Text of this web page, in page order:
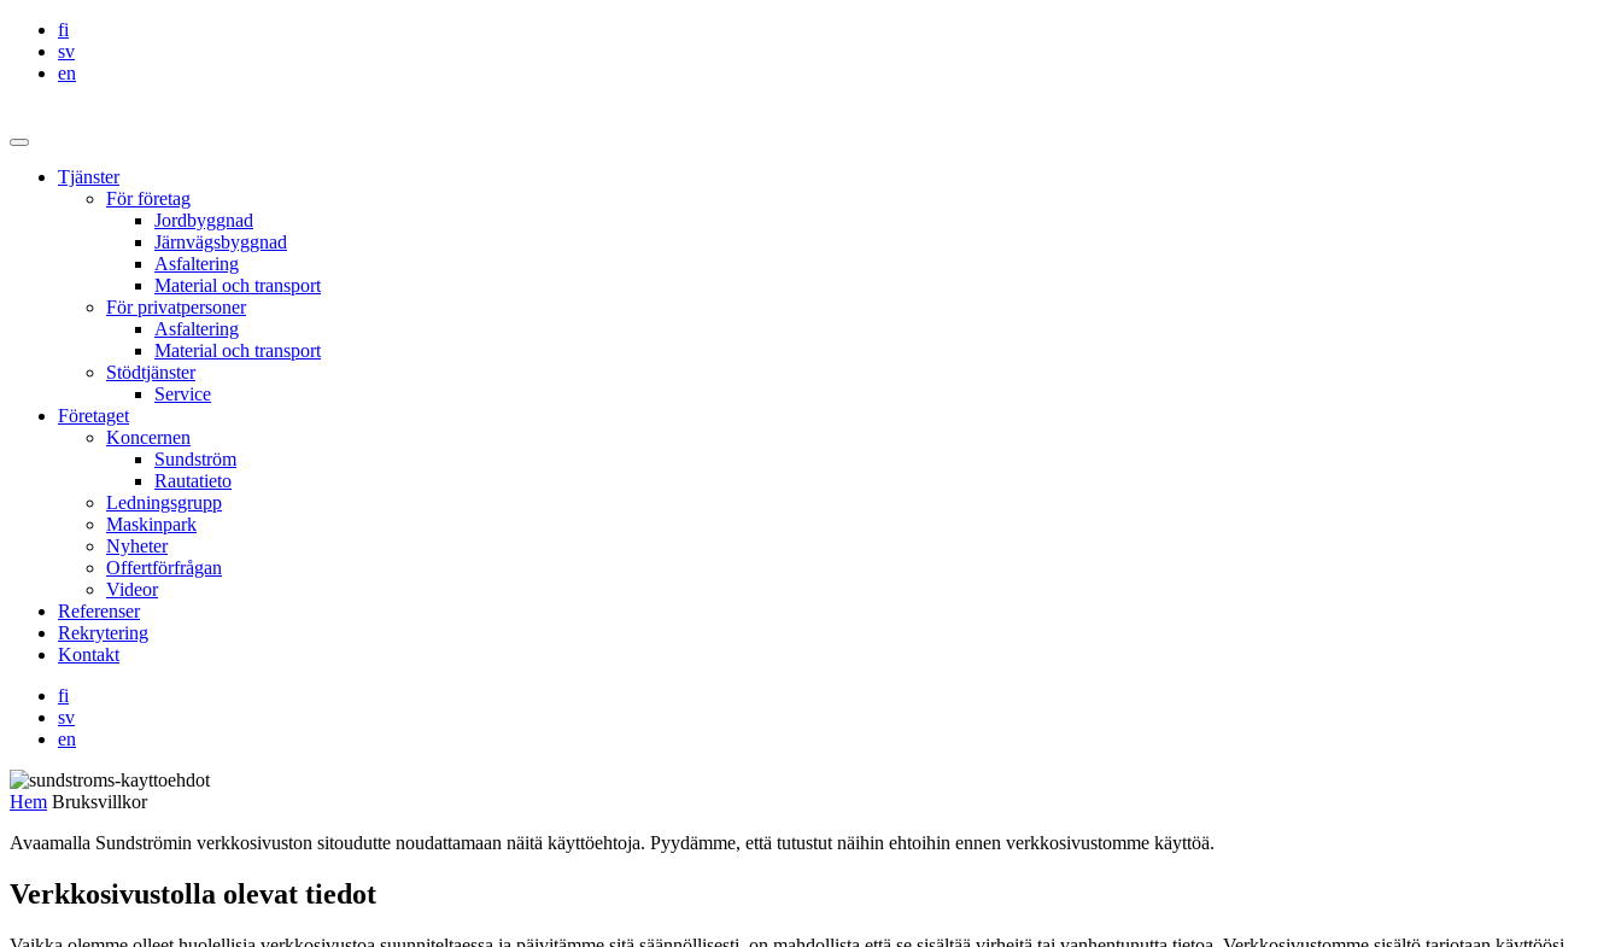
Skip
content
fi
sv
en
Huvudmeny
Tjänster
För företag
Jordbyggnad
Järnvägsbyggnad
Asfaltering
Material och transport
För privatpersoner
Asfaltering
Material och transport
Stödtjänster
Service
Företaget
Koncernen
Sundström
Rautatieto
Ledningsgrupp
Maskinpark
Nyheter
Offertförfrågan
Videor
Referenser
Rekrytering
Kontakt
fi
sv
en
Hem Bruksvillkor
Avaamalla Sundströmin verkkosivuston sitoudutte noudattamaan näitä käyttöehtoja. Pyydämme, että tutustut näihin ehtoihin ennen verkkosivustomme käyttöä.
Verkkosivustolla olevat tiedot